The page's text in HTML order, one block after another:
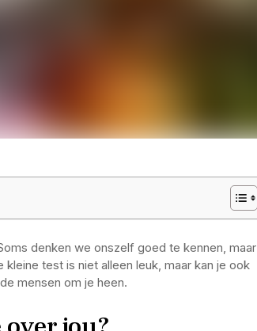
denken we onszelf goed te kennen, maar
test is niet alleen leuk, maar kan je ook
mensen om je heen.